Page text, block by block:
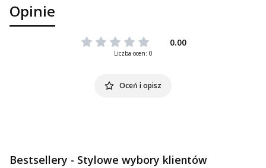
Opinie
0.00
Liczba ocen: 0
Oceń i opisz
Bestsellery - Stylowe wybory klientów